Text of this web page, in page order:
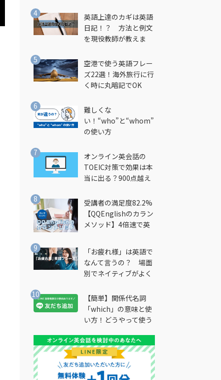
英語上達のカギは英語
日記！？ 方法と例文
を現役教師が教えま
空港で使う英語フレー
ズ22選！海外旅行に行
く時に丸暗記でOK
難しくな
い！“who”と“whom”
の使い方
オンライン英会話の
TOEIC対策で効果は本
当に出る？900点越え
受講者の満足度82.2%
【QQEnglishのカラン
メソッド】4倍速で英
法とは？
「お疲れ様」は英語で
なんて言うの？ 場面
別でネイティブがよく
説
【簡単】関係代名詞
「which」の意味と使
い方！どうやって使う